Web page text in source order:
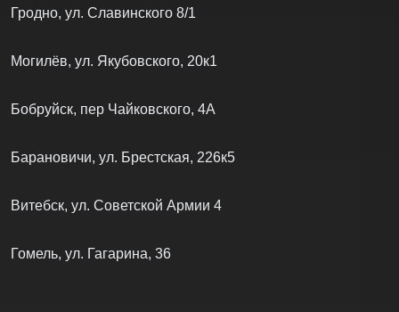
Гродно, ул. Славинского 8/1
Могилёв, ул. Якубовского, 20к1
Бобруйск, пер Чайковского, 4А
Барановичи, ул. Брестская, 226к5
Витебск, ул. Советской Армии 4
Гомель, ул. Гагарина, 36